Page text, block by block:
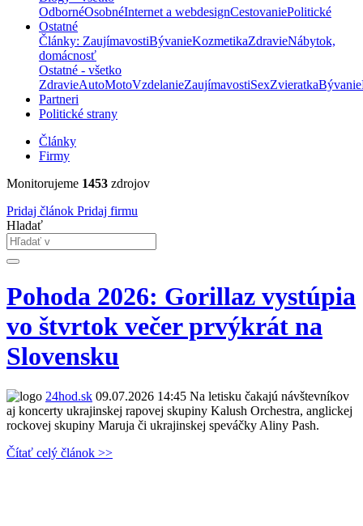
OdbornéOsobnéInternet a webdesignCestovaniePolitické
Ostatné
Články: ZaujímavostiBývanieKozmetikaZdravieNábytok,
domácnosť
Ostatné - všetko
ZdravieAutoMotoVzdelanieZaujímavostiSexZvieratkaBývanie
Partneri
Politické strany
Články
Firmy
Monitorujeme 1453 zdrojov
Pridaj článok Pridaj firmu
Hladať
Pohoda 2026: Gorillaz vystúpia
vo štvrtok večer prvýkrát na
Slovensku
24hod.sk 09.07.2026 14:45 Na letisku čakajú návštevníkov
aj koncerty ukrajinskej rapovej skupiny Kalush Orchestra, anglickej
rockovej skupiny Maruja či ukrajinskej speváčky Aliny Pash.
Čítať celý článok >>